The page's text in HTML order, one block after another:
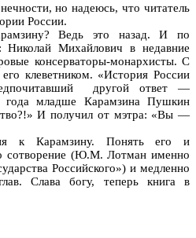
но надеюсь, что читатель
России.
Ведь это назад. И по
Николай Михайлович в недавние
консерваторы-монархисты. С
клеветником. «История России
другой ответ —
младше Карамзина Пушкин
И получил от мэтра: «Вы —
к Карамзину. Понять его и
сотворение (Ю.М. Лотман именно
Российского») и медленно
Слава богу, теперь книга в